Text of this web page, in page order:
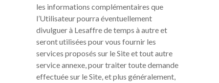
les informations complémentaires que
l’Utilisateur pourra éventuellement
divulguer à Lesaffre de temps à autre et
seront utilisées pour vous fournir les
services proposés sur le Site et tout autre
service annexe, pour traiter toute demande
effectuée sur le Site, et plus généralement,